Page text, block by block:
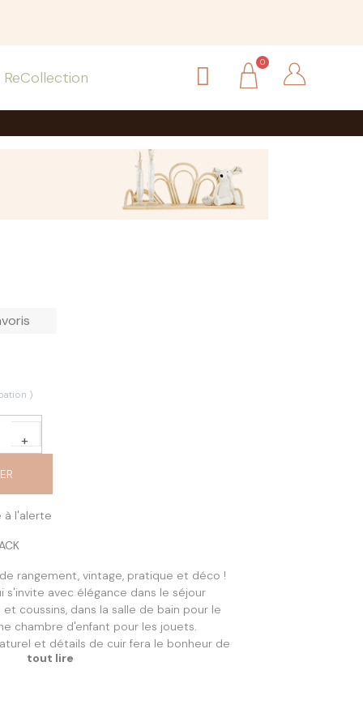
ReCollection
)
+
à l'alerte
rangement, vintage, pratique et déco !
s'invite avec élégance dans le séjour
coussins, dans la salle de bain pour le
chambre d'enfant pour les jouets.
et détails de cuir fera le bonheur de
36(p) x 51(h) cm
tout lire